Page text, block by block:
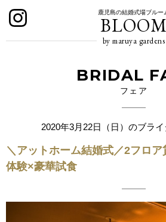
鹿児島の結婚式場ブルー
BLOOM
by maruya gardens
BRIDAL
フェア
2020年3月22日（日）のブラ
＼アットホーム結婚式／2フロ
体験×豪華試食